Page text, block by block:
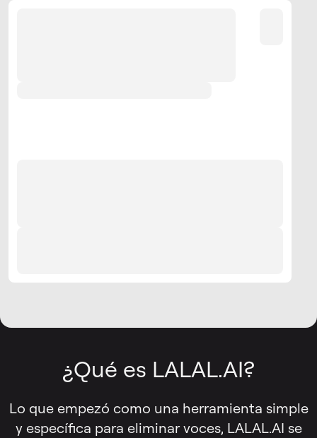
¿Qué es LALAL.AI?
Lo que empezó como una herramienta simple
y específica para eliminar voces, LALAL.AI se